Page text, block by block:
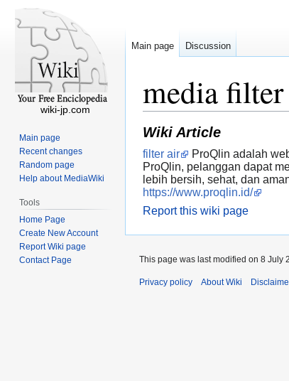
media
Wiki Article
filter air
ProQlin adalah
ProQlin, pelanggan dapat
lebih bersih, sehat, dan
https://www.proqlin.id/
Report this wiki page
Main page Discussion
wiki-jp.com
Main page
Recent changes
Random page
Help about MediaWiki
Tools
Home Page
Create New Account
Report Wiki page
Contact Page
This page was last modified on 8 July
Privacy policy About Wiki